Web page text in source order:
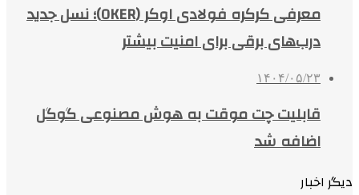
معرفی کرکره فولادی اوکر (OKER)؛ نسل جدید
درب‌های برقی برای امنیت بیشتر
۱۴۰۴/۰۵/۲۳
قابلیت چت موقت به هوش مصنوعی گوگل
اضافه شد
دیگر اخبار